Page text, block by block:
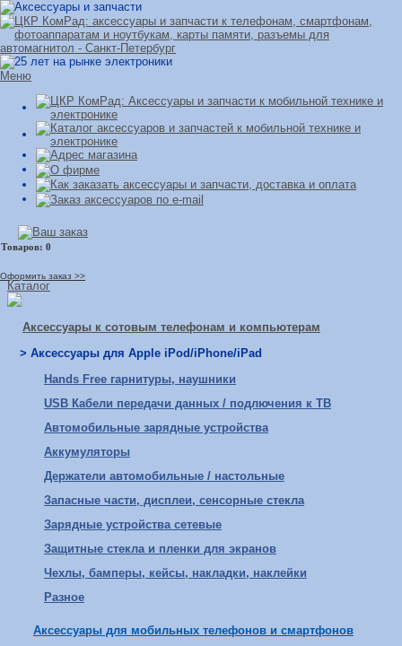
Меню
Оформить заказ >>
Каталог
Аксессуары к сотовым телефонам и компьютерам
> Аксессуары для Apple iPod/iPhone/iPad
Hands Free гарнитуры, наушники
USB Кабели передачи данных / подлючения к ТВ
Автомобильные зарядные устройства
Аккумуляторы
Держатели автомобильные / настольные
Запасные части, дисплеи, сенсорные стекла
Зарядные устройства сетевые
Защитные стекла и пленки для экранов
Чехлы, бамперы, кейсы, накладки, наклейки
Разное
Аксессуары для мобильных телефонов и смартфонов